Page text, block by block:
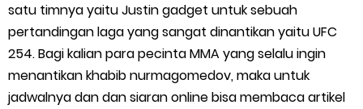
7 Cara Mudah Top Up Grab untuk Driver
5 Versi Map Paling Gacor Untuk Ojek Online
Penyebab dan Cara Memulihkan Akun Gojek Dibekukan
satu timnya yaitu Justin gadget untuk sebuah
pertandingan laga yang sangat dinantikan yaitu UFC
254. Bagi kalian para pecinta MMA yang selalu ingin
menantikan khabib nurmagomedov, maka untuk
jadwalnya dan dan siaran online bisa membaca artikel